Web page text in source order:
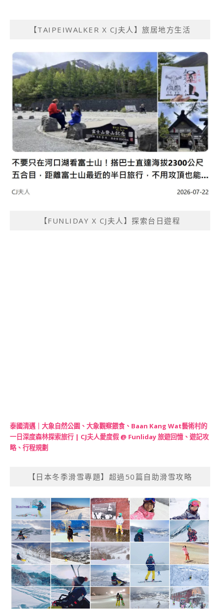
【TAIPEIWALKER X CJ夫人】旅居地方生活
【FUNLIDAY X CJ夫人】探索台日遊程
泰國清邁｜大象自然公園、大象觀察餵食、Baan Kang Wat藝術村的
一日深度森林探索旅行 | CJ夫人愛度假 @ Funliday 旅遊回憶、遊記攻
略、行程規劃
【日本冬季滑雪專題】超過50篇自助滑雪攻略